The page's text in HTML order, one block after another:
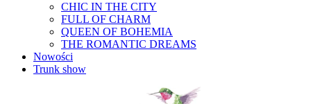
CHIC IN THE CITY
FULL OF CHARM
QUEEN OF BOHEMIA
THE ROMANTIC DREAMS
Nowości
Trunk show